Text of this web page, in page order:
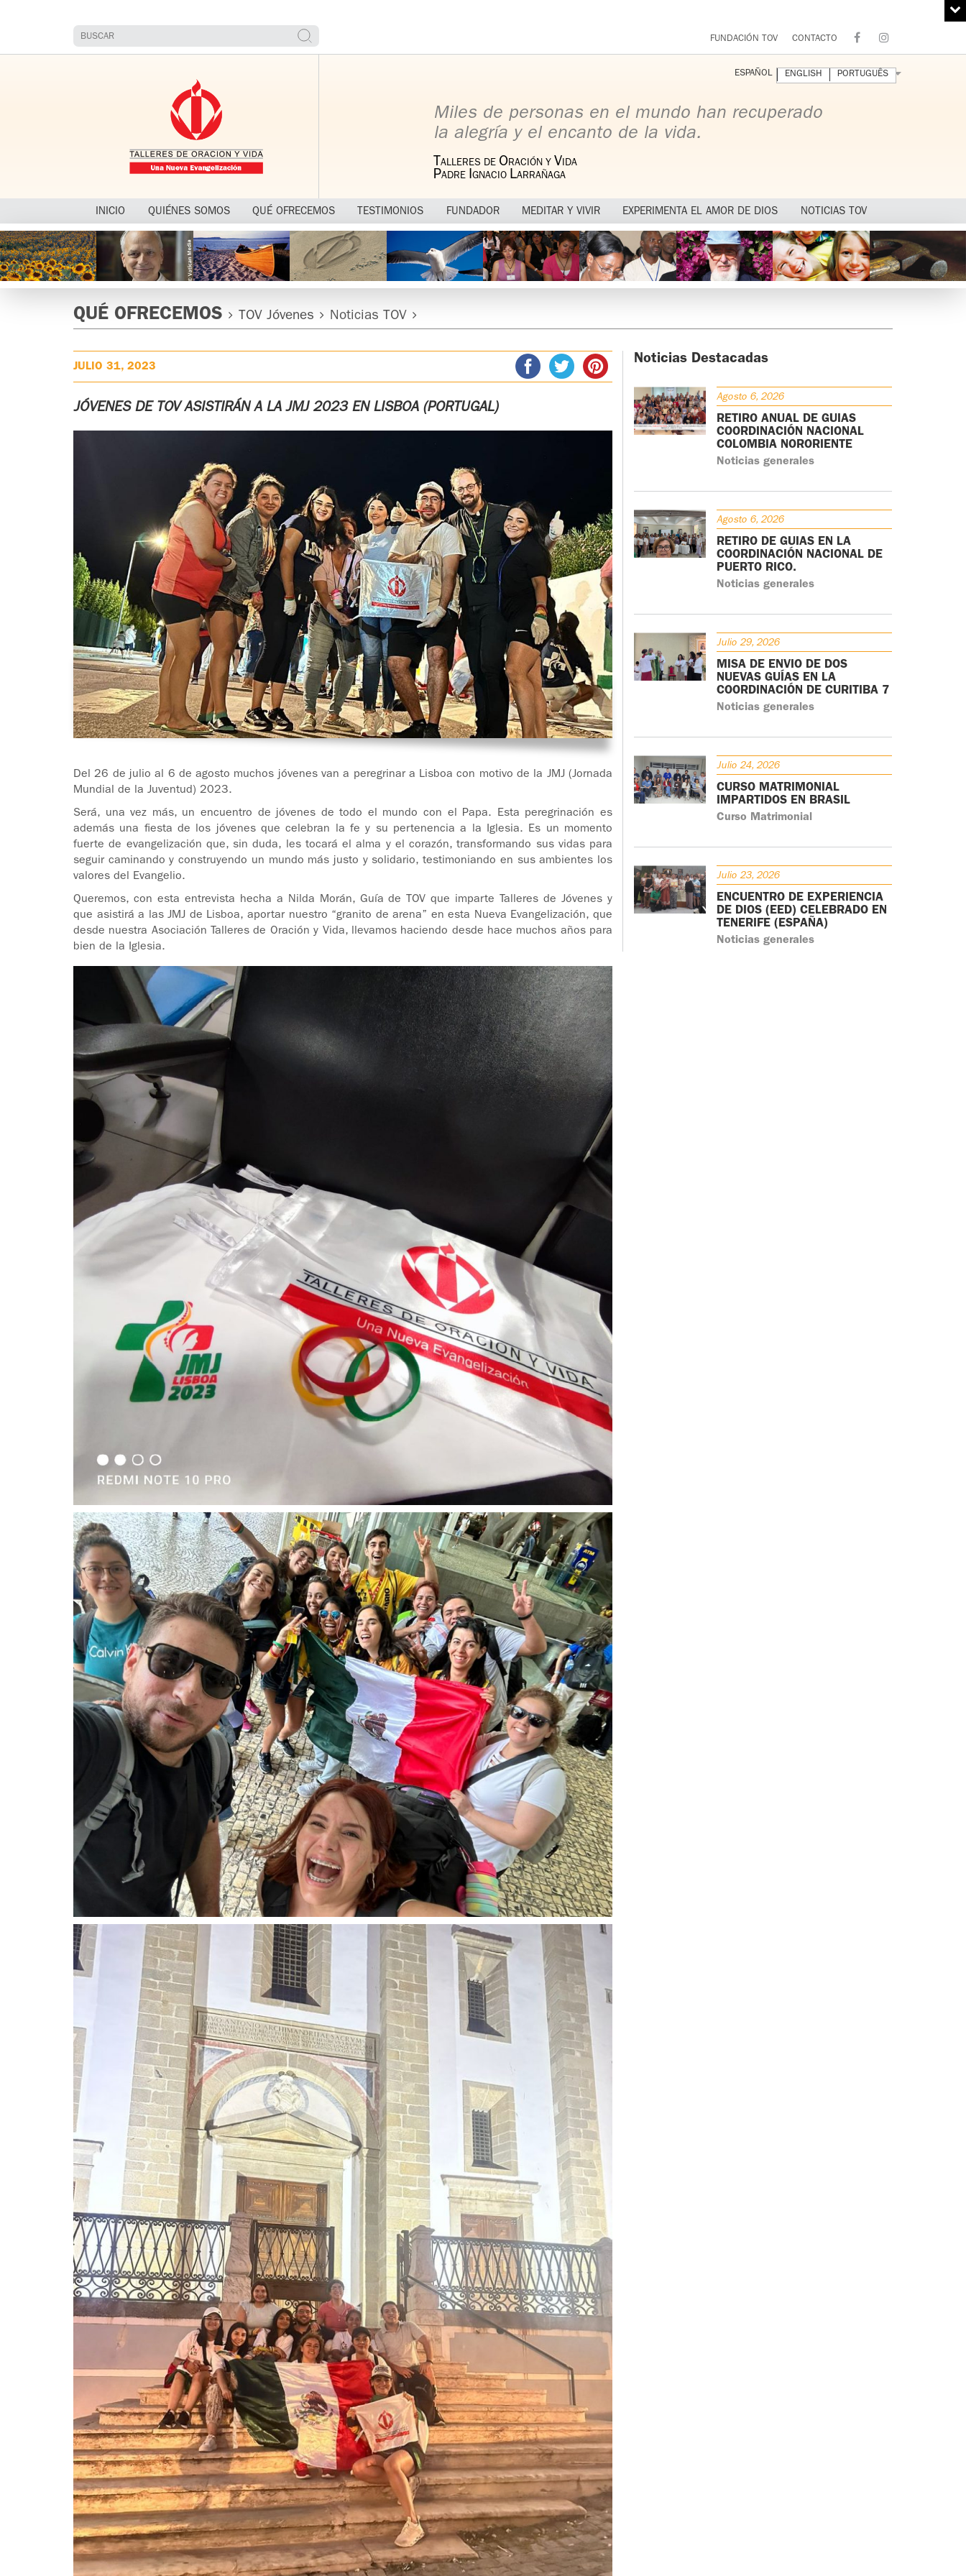
FUNDACIÓN TOV CONTACTO
Miles de personas en el mundo han recuperado
la alegría y el encanto de la vida.
T ALLERES DE ORACIÓN Y V IDA
PADRE IGNACIO LARRAÑAGA
INICIO QUIÉNES SOMOS QUÉ OFRECEMOS TESTIMONIOS FUNDADOR MEDITAR Y VIVIR EXPERIMENTA EL AMOR DE DIOS NOTICIAS TOV
ESPAÑOL ENGLISH PORTUGUÊS
QUÉ OFRECEMOS TOV Jóvenes Noticias TOV
JULIO 31, 2023
JÓVENES DE TOV ASISTIRÁN A LA JMJ 2023 EN LISBOA (PORTUGAL)
Del 26 de julio al 6 de agosto muchos jóvenes van a peregrinar a Lisboa con motivo de la JMJ (Jornada
Mundial de la Juventud) 2023.
Será, una vez más, un encuentro de jóvenes de todo el mundo con el Papa. Esta peregrinación es
además una fiesta de los jóvenes que celebran la fe y su pertenencia a la Iglesia. Es un momento
fuerte de evangelización que, sin duda, les tocará el alma y el corazón, transformando sus vidas para
seguir caminando y construyendo un mundo más justo y solidario, testimoniando en sus ambientes los
valores del Evangelio.
Queremos, con esta entrevista hecha a Nilda Morán, Guía de TOV que imparte Talleres de Jóvenes y
que asistirá a las JMJ de Lisboa, aportar nuestro “granito de arena” en esta Nueva Evangelización, que
desde nuestra Asociación Talleres de Oración y Vida, llevamos haciendo desde hace muchos años para
bien de la Iglesia.
Noticias Destacadas
Agosto 6, 2026
RETIRO ANUAL DE GUÍAS
COORDINACIÓN NACIONAL
COLOMBIA NORORIENTE
Noticias generales
Agosto 6, 2026
RETIRO DE GUÍAS EN LA
COORDINACIÓN NACIONAL DE
PUERTO RICO.
Noticias generales
Julio 29, 2026
MISA DE ENVÍO DE DOS
NUEVAS GUÍAS EN LA
COORDINACIÓN DE CURITIBA 7
Noticias generales
Julio 24, 2026
CURSO MATRIMONIAL
IMPARTIDOS EN BRASIL
Curso Matrimonial
Julio 23, 2026
ENCUENTRO DE EXPERIENCIA
DE DIOS (EED) CELEBRADO EN
TENERIFE (ESPAÑA)
Noticias generales